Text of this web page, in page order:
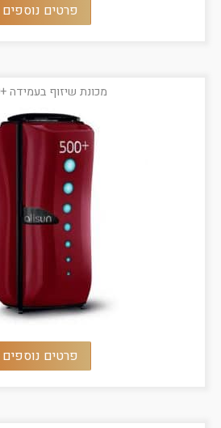
פרטים נוספים
מכונת שיזוף בעמידה +V500
פרטים נוספים